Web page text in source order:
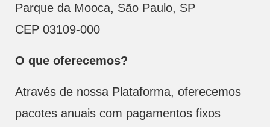
Parque da Mooca, São Paulo, SP
CEP 03109-000
O que oferecemos?
Através de nossa Plataforma, oferecemos
pacotes anuais com pagamentos fixos